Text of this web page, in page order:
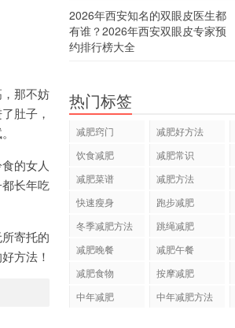
那不妨
肚子，
的女人
长年吃
寄托的
方法！
2026年西安知名的双眼皮医生都
有谁？2026年西安双眼皮专家预
约排行榜大全
热门标签
减肥窍门 减肥好方法
饮食减肥
减肥常识
减肥菜谱
减肥方法
快速瘦身
跑步减肥
冬季减肥方法
跳绳减肥
减肥晚餐
减肥午餐
减肥食物
按摩减肥
中年减肥
中年减肥方法